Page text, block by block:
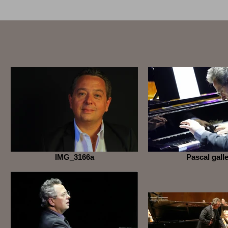
IMG_3166a Pascal